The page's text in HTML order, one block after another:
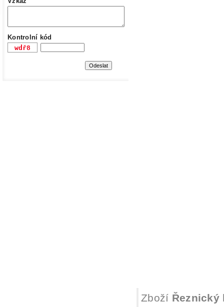
Kontrolní kód
Zboží Řeznický